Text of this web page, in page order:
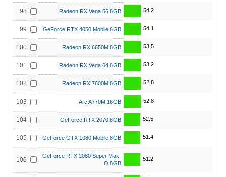
98 Radeon RX Vega 56 8GB 54.2
99 GeForce RTX 4050 Mobile 6GB 54.1
100 Radeon RX 6650M 8GB 53.5
101 Radeon RX Vega 64 8GB 53.2
102 Radeon RX 7600M 8GB 52.8
103 Arc A770M 16GB 52.8
104 GeForce RTX 2070 8GB 52.5
105 GeForce GTX 1080 Mobile 8GB 51.4
106
GeForce RTX 2080 Super Max-
Q 8GB
51.2